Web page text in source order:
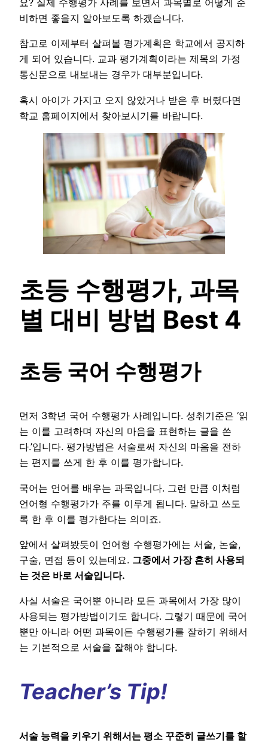
비하면 좋을지 알아보도록 하겠습니다.
참고로 이제부터 살펴볼 평가계획은 학교에서 공지하
게 되어 있습니다. 교과 평가계획이라는 제목의 가정
통신문으로 내보내는 경우가 대부분입니다.
혹시 아이가 가지고 오지 않았거나 받은 후 버렸다면
학교 홈페이지에서 찾아보시기를 바랍니다.
초등 수행평가, 과목
별 대비 방법 Best 4
초등 국어 수행평가
먼저 3학년 국어 수행평가 사례입니다. 성취기준은 ‘읽
는 이를 고려하며 자신의 마음을 표현하는 글을 쓴
다.’입니다. 평가방법은 서술로써 자신의 마음을 전하
는 편지를 쓰게 한 후 이를 평가합니다.
국어는 언어를 배우는 과목입니다. 그런 만큼 이처럼
언어형 수행평가가 주를 이루게 됩니다. 말하고 쓰도
록 한 후 이를 평가한다는 의미죠.
앞에서 살펴봤듯이 언어형 수행평가에는 서술, 논술,
구술, 면접 등이 있는데요. 그중에서 가장 흔히 사용되
는 것은 바로 서술입니다.
사실 서술은 국어뿐 아니라 모든 과목에서 가장 많이
사용되는 평가방법이기도 합니다. 그렇기 때문에 국어
뿐만 아니라 어떤 과목이든 수행평가를 잘하기 위해서
는 기본적으로 서술을 잘해야 합니다.
Teacher’s Tip!
서술 능력을 키우기 위해서는 평소 꾸준히 글쓰기를 할